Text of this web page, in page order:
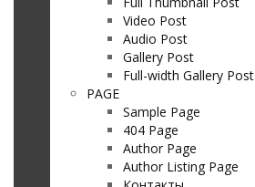
Video Post
Audio Post
Gallery Post
Full-width Gallery Post
PAGE
Sample Page
404 Page
Author Page
Author Listing Page